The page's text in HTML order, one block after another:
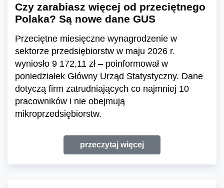
Czy zarabiasz więcej od przeciętnego
Polaka? Są nowe dane GUS
Przeciętne miesięczne wynagrodzenie w
sektorze przedsiębiorstw w maju 2026 r.
wyniosło 9 172,11 zł – poinformował w
poniedziałek Główny Urząd Statystyczny. Dane
dotyczą firm zatrudniających co najmniej 10
pracowników i nie obejmują
mikroprzedsiębiorstw.
przeczytaj więcej